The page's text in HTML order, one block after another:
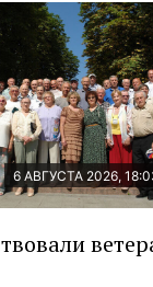
6 АВГУСТА 2026,